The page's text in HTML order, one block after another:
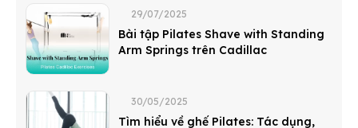
29/07/2025
Bài tập Pilates Shave with Standing
Arm Springs trên Cadillac
30/05/2025
Tìm hiểu về ghế Pilates: Tác dụng,